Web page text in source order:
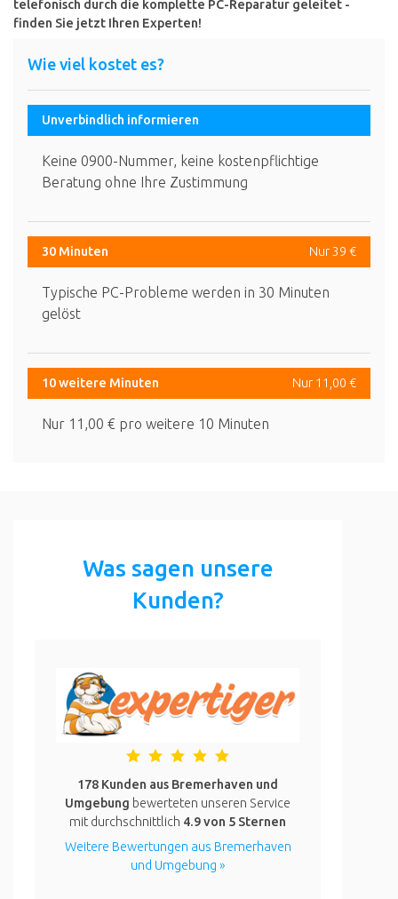
telefonisch durch die komplette PC-Reparatur geleitet -
finden Sie jetzt Ihren Experten!
Wie viel kostet es?
Unverbindlich informieren
Keine 0900-Nummer, keine kostenpflichtige
Beratung ohne Ihre Zustimmung
30 Minuten Nur 39 €
Typische PC-Probleme werden in 30 Minuten
gelöst
10 weitere Minuten Nur 11,00 €
Nur 11,00 € pro weitere 10 Minuten
Was sagen unsere
Kunden?
178 Kunden aus Bremerhaven und
Umgebung bewerteten unseren Service
mit durchschnittlich 4.9von 5 Sternen
Weitere Bewertungen aus Bremerhaven
und Umgebung »